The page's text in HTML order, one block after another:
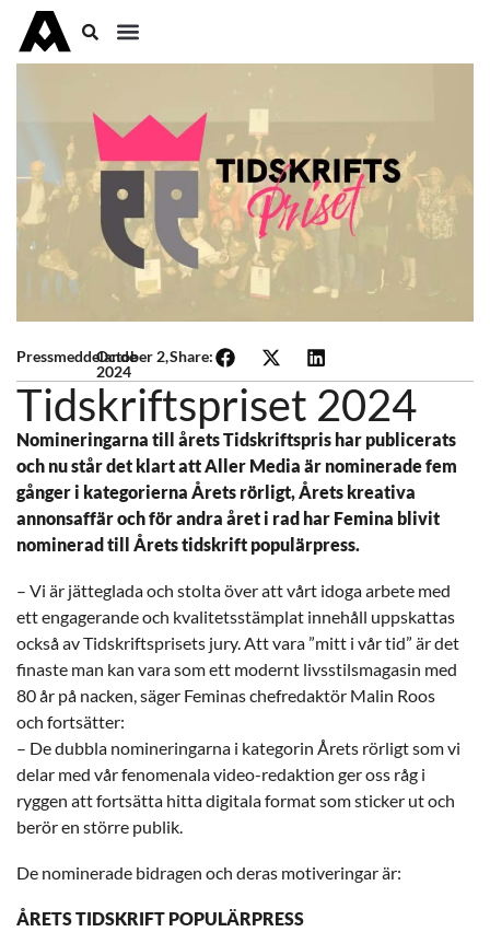
Pressmeddelande
October 2,
2024
Share:
Tidskriftspriset 2024
Nomineringarna till årets Tidskriftspris har publicerats
och nu står det klart att Aller Media är nominerade fem
gånger i kategorierna Årets rörligt, Årets kreativa
annonsaffär och för andra året i rad har Femina blivit
nominerad till Årets tidskrift populärpress.
– Vi är jätteglada och stolta över att vårt idoga arbete med
ett engagerande och kvalitetsstämplat innehåll uppskattas
också av Tidskriftsprisets jury. Att vara ”mitt i vår tid” är det
finaste man kan vara som ett modernt livsstilsmagasin med
80 år på nacken, säger Feminas chefredaktör Malin Roos
och fortsätter:
– De dubbla nomineringarna i kategorin Årets rörligt som vi
delar med vår fenomenala video-redaktion ger oss råg i
ryggen att fortsätta hitta digitala format som sticker ut och
berör en större publik.
De nominerade bidragen och deras motiveringar är:
ÅRETS TIDSKRIFT POPULÄRPRESS